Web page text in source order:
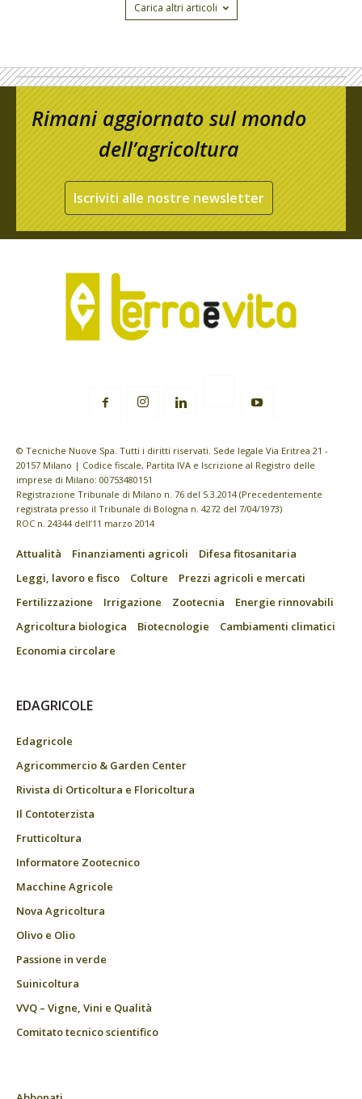
Carica altri articoli
Rimani aggiornato sul mondo
dell’agricoltura
Iscriviti alle nostre newsletter
© Tecniche Nuove Spa. Tutti i diritti riservati. Sede legale Via Eritrea 21 -
20157 Milano | Codice fiscale, Partita IVA e Iscrizione al Registro delle
imprese di Milano: 00753480151
Registrazione Tribunale di Milano n. 76 del 5.3.2014 (Precedentemente
registrata presso il Tribunale di Bologna n. 4272 del 7/04/1973)
ROC n. 24344 dell’11 marzo 2014
Attualità Finanziamenti agricoli
Difesa fitosanitaria
Leggi, lavoro e fisco
Colture
Prezzi agricoli e mercati
Fertilizzazione
Irrigazione Zootecnia
Energie rinnovabili
Agricoltura biologica
Biotecnologie
Cambiamenti climatici
Economia circolare
EDAGRICOLE
Edagricole
Agricommercio & Garden Center
Rivista di Orticoltura e Floricoltura
Il Contoterzista
Frutticoltura
Informatore Zootecnico
Macchine Agricole
Nova Agricoltura
Olivo e Olio
Passione in verde
Suinicoltura
VVQ – Vigne, Vini e Qualità
Comitato tecnico scientifico